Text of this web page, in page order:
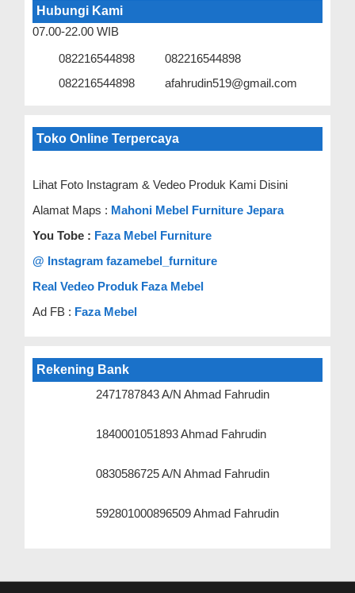
Hubungi Kami
07.00-22.00 WIB
082216544898
082216544898
082216544898
afahrudin519@gmail.com
Toko Online Terpercaya
Lihat Foto Instagram & Vedeo Produk Kami Disini
Alamat Maps : Mahoni Mebel Furniture Jepara
You Tobe : Faza Mebel Furniture
@ Instagram fazamebel_furniture
Real Vedeo Produk Faza Mebel
Ad FB : Faza Mebel
Rekening Bank
2471787843 A/N Ahmad Fahrudin
1840001051893 Ahmad Fahrudin
0830586725 A/N Ahmad Fahrudin
592801000896509 Ahmad Fahrudin